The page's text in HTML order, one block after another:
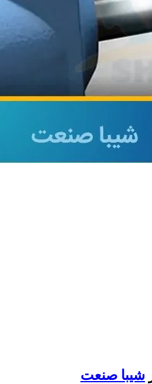
شیبا صنعت